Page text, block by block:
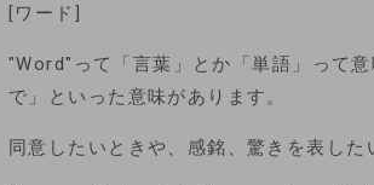
[ワード]
"Word"って「言葉」とか「単語」って
で」といった意味があります。
同意したいときや、感銘、驚きを表した